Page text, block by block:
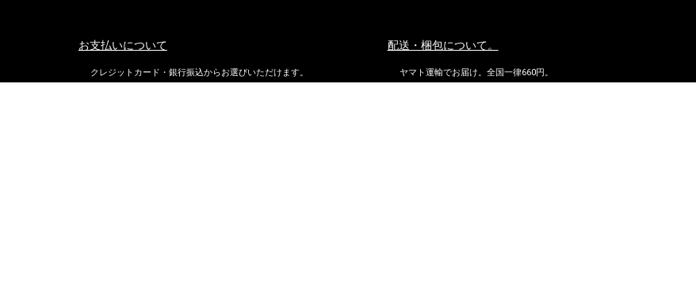
お支払いについて
クレジットカード・銀行振込からお選びいただけます。
配送・梱包について。
ヤマト運輸でお届け。全国一律660円。